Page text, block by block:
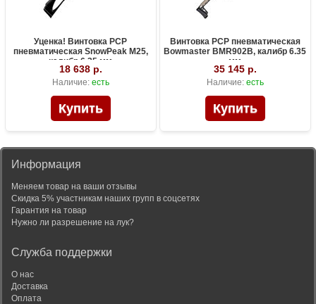
Уценка! Винтовка PCP
пневматическая SnowPeak M25,
калибр 6.35 мм
18 638 р.
Наличие: есть
Винтовка PCP пневматическая
Bowmaster BMR902B, калибр 6.35
мм
35 145 р.
Наличие: есть
Информация
Меняем товар на ваши отзывы
Скидка 5% участникам наших групп в соцсетях
Гарантия на товар
Нужно ли разрешение на лук?
Служба поддержки
О нас
Доставка
Оплата